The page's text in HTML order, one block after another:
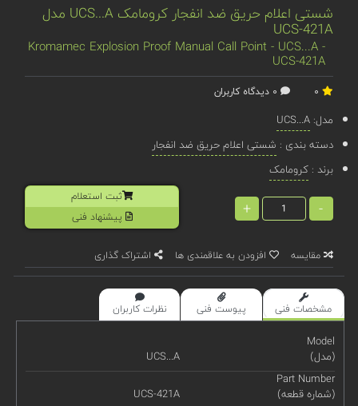
شستی اعلام حریق ضد انفجار کرومامک UCS...A مدل
UCS-421A
Kromamec Explosion Proof Manual Call Point - UCS...A -
UCS-421A
مدل:UCS...A
دسته بندی : شستی اعلام حریق ضد انفجار
برند :کرومامک
-
+
ثبت استعلام
پیشنهاد فنی
مقایسه افزودن به علاقمندی ها اشتراک گذاری
مشخصات فنی پیوست فنی نظرات کاربران
Model
(مدل)
UCS...A
Part Number
(شماره قطعه)
UCS-421A